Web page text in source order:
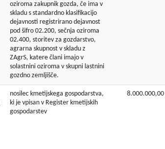
oziroma zakupnik gozda, če ima v
skladu s standardno klasifikacijo
dejavnosti registrirano dejavnost
pod šifro 02.200, sečnja oziroma
02.400, storitev za gozdarstvo,
agrarna skupnost v skladu z
ZAgrS, katere člani imajo v
solastnini oziroma v skupni lastnini
gozdno zemljišče.
nosilec kmetijskega gospodarstva,
ki je vpisan v Register kmetijskih
gospodarstev
8.000.000,00